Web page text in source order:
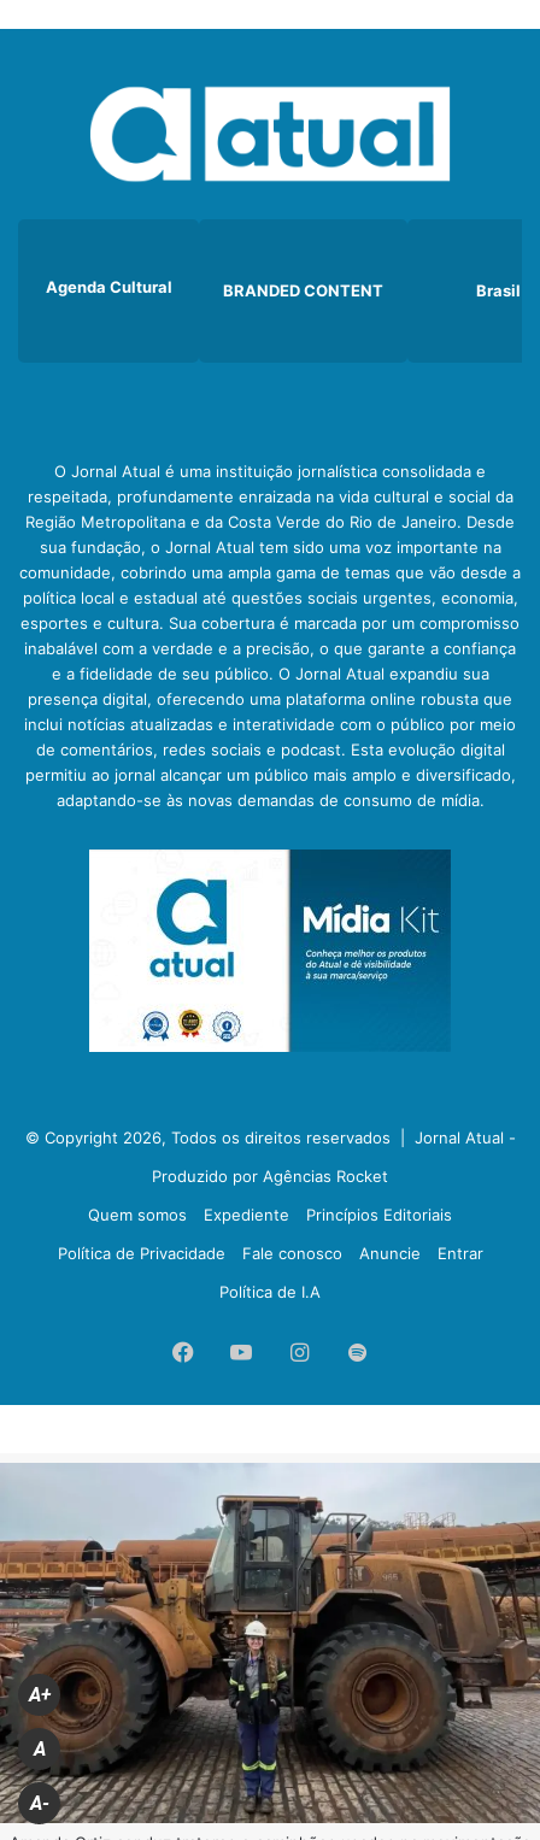
Agenda Cultural BRANDED CONTENT Brasil
O Jornal Atual é uma instituição jornalística consolidada e
respeitada, profundamente enraizada na vida cultural e social da
Região Metropolitana e da Costa Verde do Rio de Janeiro. Desde
sua fundação, o Jornal Atual tem sido uma voz importante na
comunidade, cobrindo uma ampla gama de temas que vão desde a
política local e estadual até questões sociais urgentes, economia,
esportes e cultura. Sua cobertura é marcada por um compromisso
inabalável com a verdade e a precisão, o que garante a confiança
e a fidelidade de seu público. O Jornal Atual expandiu sua
presença digital, oferecendo uma plataforma online robusta que
inclui notícias atualizadas e interatividade com o público por meio
de comentários, redes sociais e podcast. Esta evolução digital
permitiu ao jornal alcançar um público mais amplo e diversificado,
adaptando-se às novas demandas de consumo de mídia.
© Copyright 2026, Todos os direitos reservados | Jornal Atual -
Produzido por Agências Rocket
Quem somos
Expediente
Princípios Editoriais
Política de Privacidade
Fale conosco Anuncie
Entrar
Política de I.A
FacebookYouTubeInstagram
Spotify
A+
A
A-